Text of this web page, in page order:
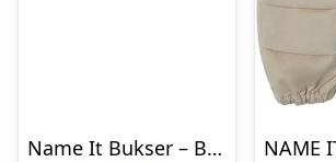
Name It Bukser – Baggy Cargo – NmmBen – Chinchilla